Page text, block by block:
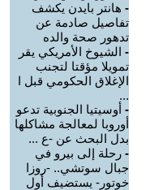
- هانتر بايدن يكشف
تفاصيل صادمة عن
تدهور صحة والده
- الشيوخ الأمريكي يقر
تمويلا مؤقتا لتجنب
الإغلاق الحكومي قبل ا
...
- أوسيتيا الجنوبية تدعو
أوروبا لمعالجة مشاكلها
بدل البحث عن -ع ...
- رحلة إلى بيرو في
جبال سوتشي.. -روزا
خوتور- يستضيف أول